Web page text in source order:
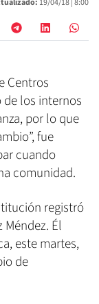
19/04/18 |8:00
Centros
de los internos
por lo que
fue
cuando
comunidad.
registró
Él
este martes,
de